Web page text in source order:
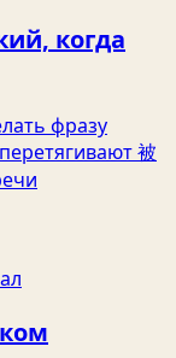
когда
фразу
被